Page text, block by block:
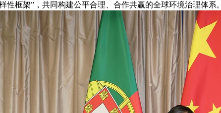
框架”，共同构建公平合理、合作共赢的全球环境治理体系。